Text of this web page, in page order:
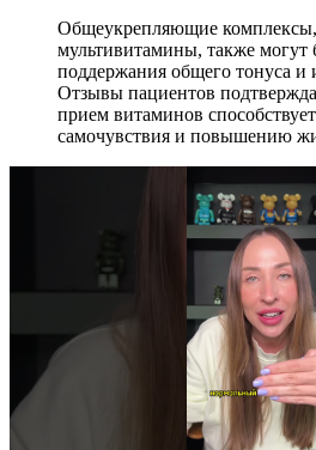
Общеукрепляющие
мультивитамины, также могут
поддержания общего тонуса и
Отзывы пациентов
прием витаминов
самочувствия и повышению